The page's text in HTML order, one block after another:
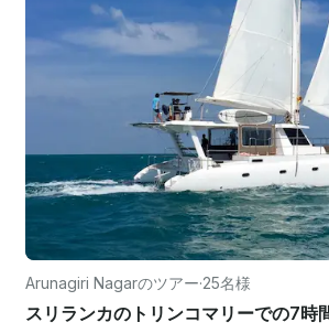
Arunagiri Nagarのツアー·25名様